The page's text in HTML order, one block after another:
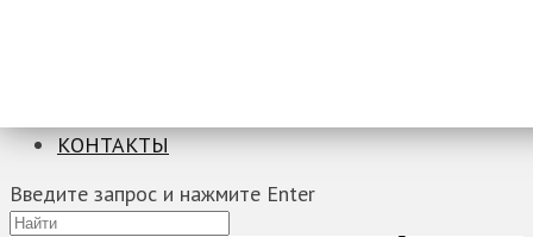
КОНТАКТЫ
Введите запрос и нажмите Enter